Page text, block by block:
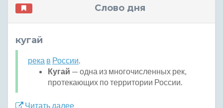
Слово дня
кугай
река в России.
Кугай — одна из многочисленных рек,
протекающих по территории России.
Читать далее